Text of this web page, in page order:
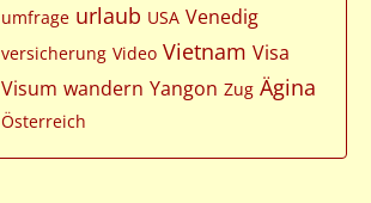
umfrage urlaub USA Venedig
versicherung Video Vietnam Visa
Visum wandern Yangon Zug Ägina
Österreich